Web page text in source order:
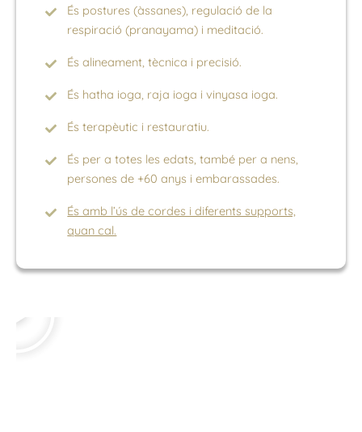
És postures (àssanes), regulació de la
respiració (pranayama) i meditació.
És alineament, tècnica i precisió.
És hatha ioga, raja ioga i vinyasa ioga.
És terapèutic i restauratiu.
És per a totes les edats, també per a nens,
persones de +60 anys i embarassades.
És amb l’ús de cordes i diferents supports,
quan cal.